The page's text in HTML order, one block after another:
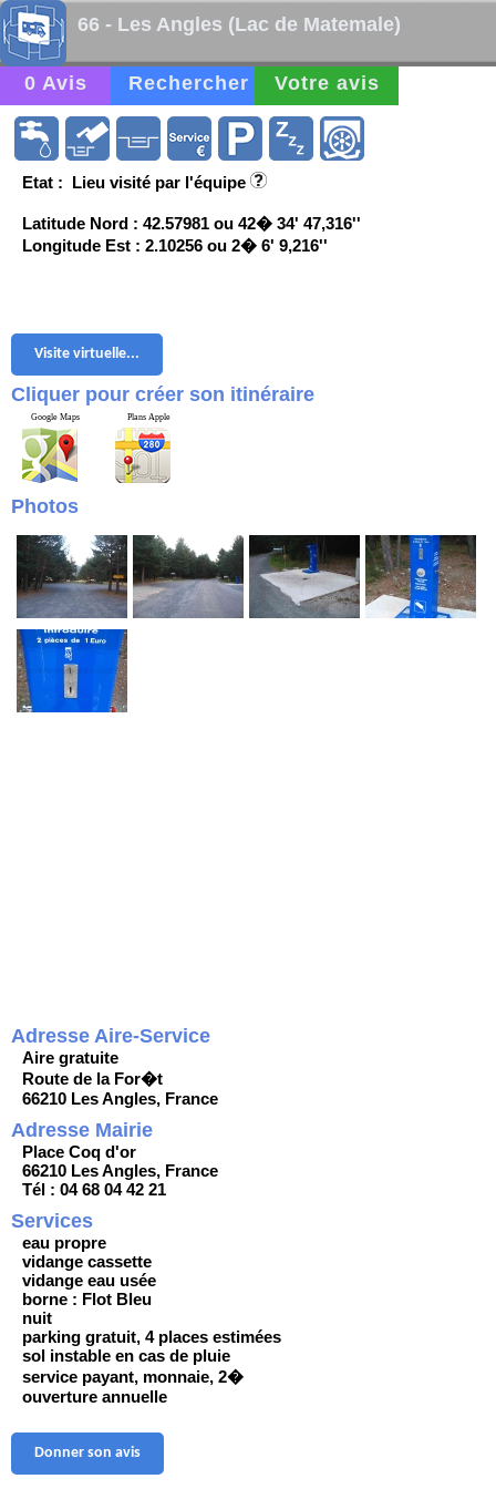
66 - Les Angles (Lac de Matemale)
0 Avis Rechercher Votre avis
Etat : Lieu visité par l'équipe
Latitude Nord : 42.57981 ou 42� 34' 47,316''
Longitude Est : 2.10256 ou 2� 6' 9,216''
Visite virtuelle...
Cliquer pour créer son itinéraire
Google Maps Plans Apple
Photos
Adresse Aire-Service
Aire gratuite
Route de la For�t
66210 Les Angles, France
Adresse Mairie
Place Coq d'or
66210 Les Angles, France
Tél : 04 68 04 42 21
Services
eau propre
vidange cassette
vidange eau usée
borne : Flot Bleu
nuit
parking gratuit, 4 places estimées
sol instable en cas de pluie
service payant, monnaie, 2�
ouverture annuelle
Donner son avis